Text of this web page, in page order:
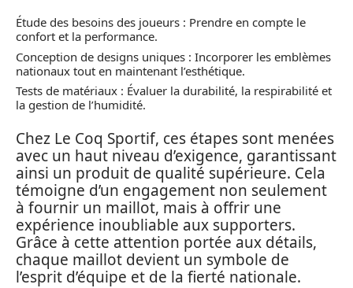
Étude des besoins des joueurs : Prendre en compte le
confort et la performance.
Conception de designs uniques : Incorporer les emblèmes
nationaux tout en maintenant l’esthétique.
Tests de matériaux : Évaluer la durabilité, la respirabilité et
la gestion de l’humidité.
Chez Le Coq Sportif, ces étapes sont menées
avec un haut niveau d’exigence, garantissant
ainsi un produit de qualité supérieure. Cela
témoigne d’un engagement non seulement
à fournir un maillot, mais à offrir une
expérience inoubliable aux supporters.
Grâce à cette attention portée aux détails,
chaque maillot devient un symbole de
l’esprit d’équipe et de la fierté nationale.